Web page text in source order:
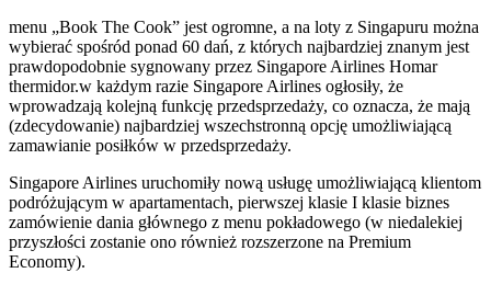
menu „Book The Cook” jest ogromne, a na loty z Singapuru można
wybierać spośród ponad 60 dań, z których najbardziej znanym jest
prawdopodobnie sygnowany przez Singapore Airlines Homar
thermidor.w każdym razie Singapore Airlines ogłosiły, że
wprowadzają kolejną funkcję przedsprzedaży, co oznacza, że mają
(zdecydowanie) najbardziej wszechstronną opcję umożliwiającą
zamawianie posiłków w przedsprzedaży.
Singapore Airlines uruchomiły nową usługę umożliwiającą klientom
podróżującym w apartamentach, pierwszej klasie I klasie biznes
zamówienie dania głównego z menu pokładowego (w niedalekiej
przyszłości zostanie ono również rozszerzone na Premium
Economy).